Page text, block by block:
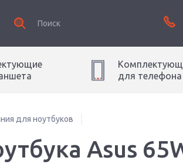
а
для телефона
для ноутбуков
Asus